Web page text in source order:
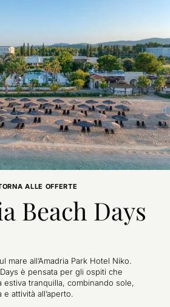
ALLE OFFERTE
Beach Days
mare all’Amadria Park Hotel Niko.
è pensata per gli ospiti che
estiva tranquilla, combinando sole,
attività all’aperto.